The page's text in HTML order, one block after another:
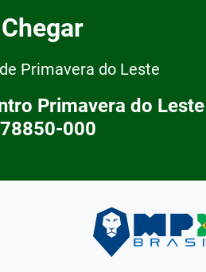
Primavera do Leste
Primavera do Leste
000